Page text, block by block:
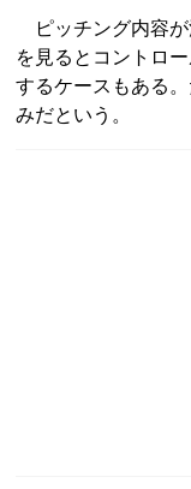
ピッチング内容が
を見るとコントロ
するケースもある
みだという。